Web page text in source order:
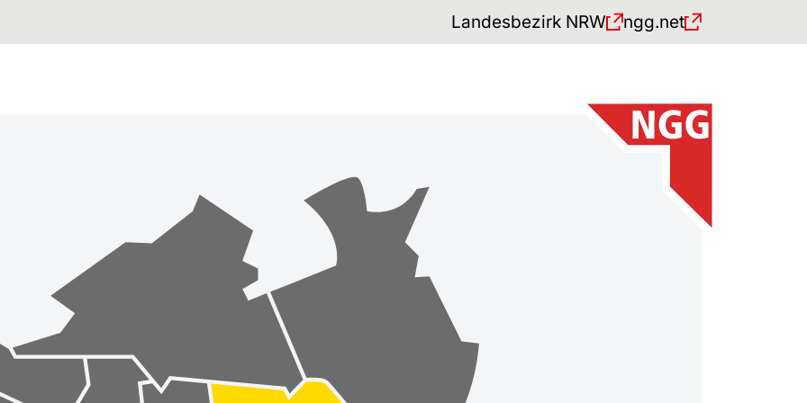
Landesbezirk NRW ngg.net